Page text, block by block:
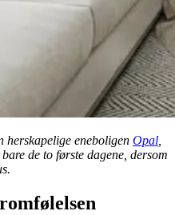
herskapelige eneboligen Opal
de to første dagene, dersom